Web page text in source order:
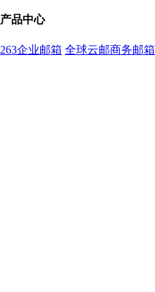
产品中心
263企业邮箱 全球云邮商务邮箱